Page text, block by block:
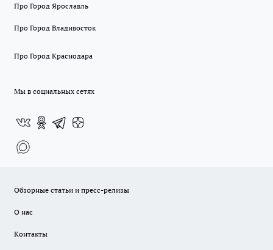
Про Город Ярославль
Про Город Владивосток
Про Город Краснодара
Мы в социальных сетях
Обзорные статьи и пресс-релизы
О нас
Контакты